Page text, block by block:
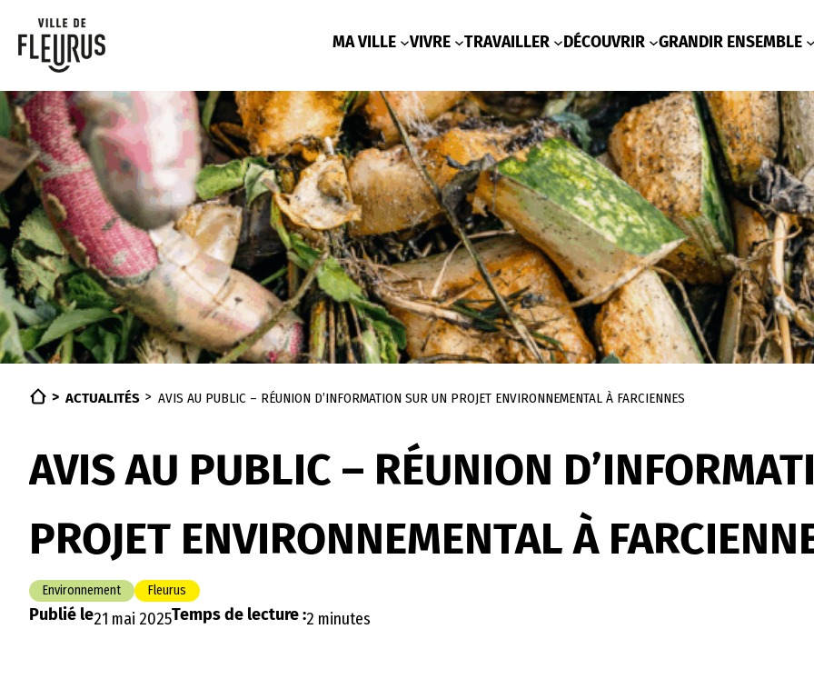
contenu
MA VILLE VIVRE TRAVAILLER DÉCOUVRIR GRANDIR ENSEMBLE
ACTUALITÉS AVIS AU PUBLIC – RÉUNION D’INFORMATION SUR UN PROJET ENVIRONNEMENTAL À FARCIENNES
AVIS AU PUBLIC – RÉUNION
PROJET ENVIRONNEMENTAL À
Environnement Fleurus
Publié le21 mai 2025Temps de lecture :2 minutes